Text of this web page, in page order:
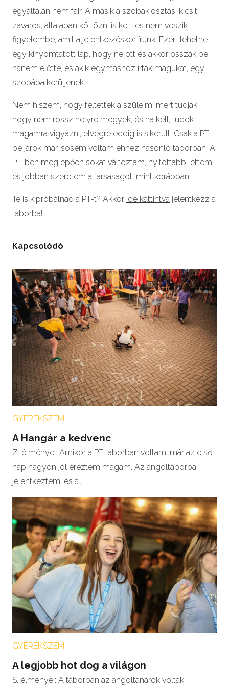
egyáltalán nem fair. A másik a szobakiosztás: kicsit
zavaros, általában költözni is kell, és nem veszik
figyelembe, amit a jelentkezéskor írunk. Ezért lehetne
egy kinyomtatott lap, hogy ne ott és akkor osszák be,
hanem előtte, és akik egymáshoz írták magukat, egy
szobába kerüljenek.
Nem hiszem, hogy féltettek a szüleim, mert tudják,
hogy nem rossz helyre megyek, és ha kell, tudok
magamra vigyázni, elvégre eddig is sikerült. Csak a PT-
be járok már, sosem voltam ehhez hasonló táborban. A
PT-ben meglepően sokat változtam, nyitottabb lettem,
és jobban szeretem a társaságot, mint korábban.”
Te is kipróbálnád a PT-t? Akkor ide kattintva jelentkezz a
táborba!
Kapcsolódó
GYEREKSZEM
A Hangár a kedvenc
Z. élményei: Amikor a PT táborban voltam, már az első
nap nagyon jól éreztem magam. Az angoltáborba
jelentkeztem, és a…
GYEREKSZEM
A legjobb hot dog a világon
S. élményei: A táborban az angoltanárok voltak